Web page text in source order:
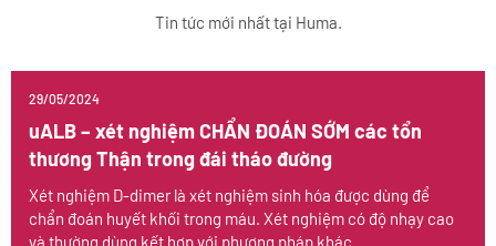
Tin tức mới nhất tại Huma.
29/05/2024
uALB – xét nghiệm CHẨN ĐOÁN SỚM các tổn
thương Thận trong đái tháo đường
Xét nghiệm D-dimer là xét nghiệm sinh hóa được dùng để
chẩn đoán huyết khối trong máu. Xét nghiệm có độ nhạy cao
và thường dùng kết hợp với phương pháp khác.